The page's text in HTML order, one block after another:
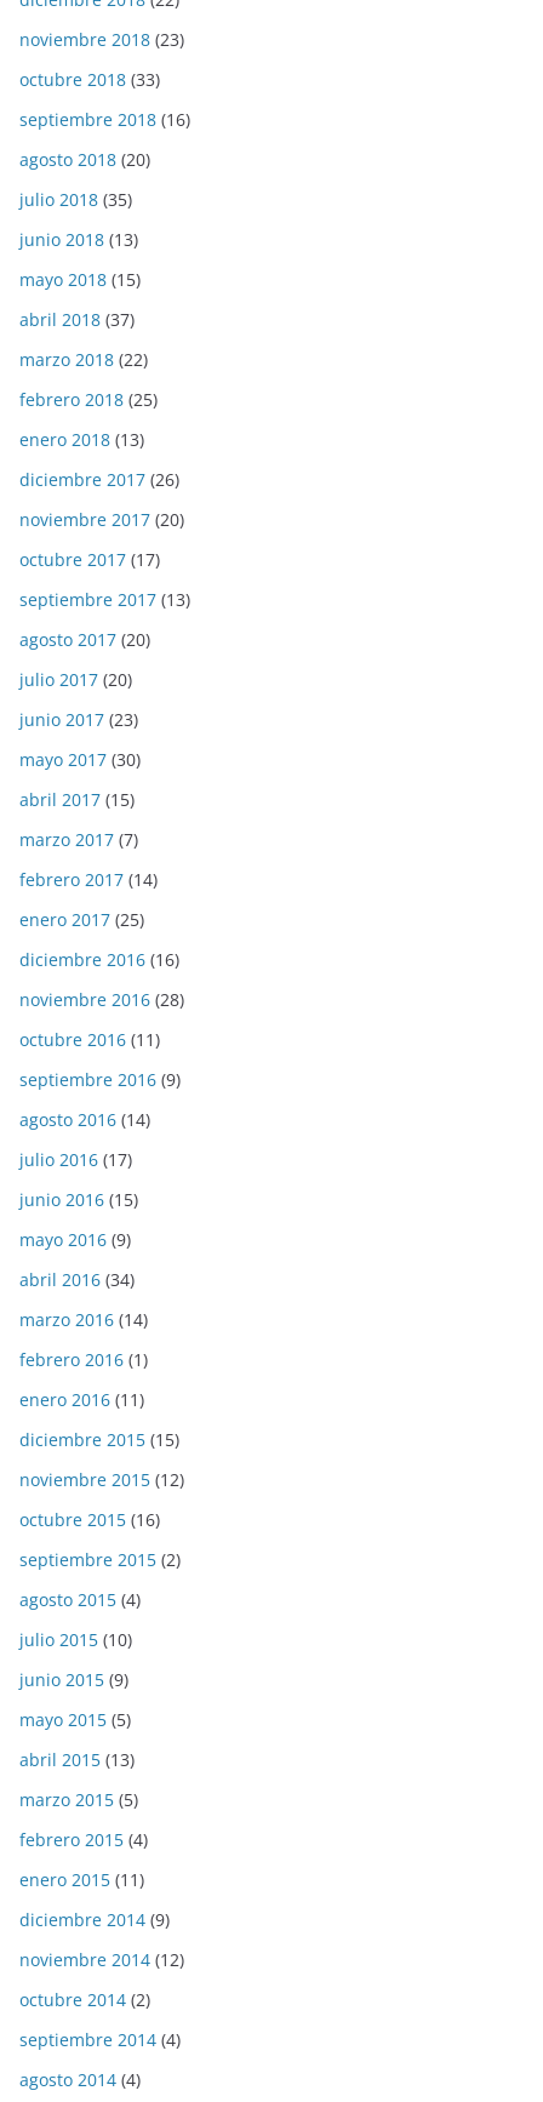
noviembre 2018 (23)
octubre 2018 (33)
septiembre 2018 (16)
agosto 2018 (20)
julio 2018 (35)
junio 2018 (13)
mayo 2018 (15)
abril 2018 (37)
marzo 2018 (22)
febrero 2018 (25)
enero 2018 (13)
diciembre 2017 (26)
noviembre 2017 (20)
octubre 2017 (17)
septiembre 2017 (13)
agosto 2017 (20)
julio 2017 (20)
junio 2017 (23)
mayo 2017 (30)
abril 2017 (15)
marzo 2017 (7)
febrero 2017 (14)
enero 2017 (25)
diciembre 2016 (16)
noviembre 2016 (28)
octubre 2016 (11)
septiembre 2016 (9)
agosto 2016 (14)
julio 2016 (17)
junio 2016 (15)
mayo 2016 (9)
abril 2016 (34)
marzo 2016 (14)
febrero 2016 (1)
enero 2016 (11)
diciembre 2015 (15)
noviembre 2015 (12)
octubre 2015 (16)
septiembre 2015 (2)
agosto 2015 (4)
julio 2015 (10)
junio 2015 (9)
mayo 2015 (5)
abril 2015 (13)
marzo 2015 (5)
febrero 2015 (4)
enero 2015 (11)
diciembre 2014 (9)
noviembre 2014 (12)
octubre 2014 (2)
septiembre 2014 (4)
agosto 2014 (4)